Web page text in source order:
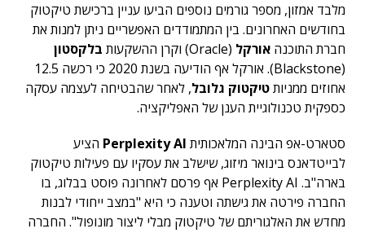
מלבד אמזון, מספר גורמים נוספים הביעו עניין ברכישת טיקטוק
בחודשים האחרונים. בין המתמודדים האפשריים ניתן למנות את
חברת התוכנה אורקל (Oracle) וקרן ההשקעות
בלקסטון
(Blackstone). אורקל אף הודיעה בשנת 2020 כי רכשה 12.5
אחוזים ממניותטיקטוק גלובל, לאחר שהבטיחה לעצמה עסקה
כספקית טכנולוגיית הענן של האפליקציה.
סטארט-אפ הבינה המלאכותית Perplexity AI הציע
לבייטדאנס בינואר מיזוג, שישלב את עסקיו עם פעילות טיקטוק
בארה"ב. Perplexity AI אף פרסם לאחרונה פוסט בבלוג, בו
החברה פירטה את גישתה וטענה כי היא "במצב ייחודי לבנות
מחדש את האלגוריתם של טיקטוק מבלי ליצור מונופול". החברה